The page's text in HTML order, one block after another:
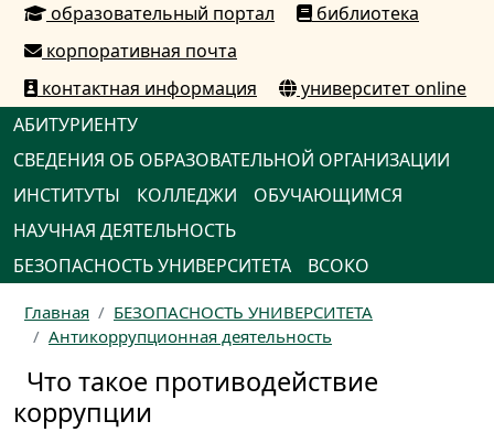
образовательный портал
библиотека
корпоративная почта
контактная информация
университет online
АБИТУРИЕНТУ
СВЕДЕНИЯ ОБ ОБРАЗОВАТЕЛЬНОЙ ОРГАНИЗАЦИИ
ИНСТИТУТЫ
КОЛЛЕДЖИ
ОБУЧАЮЩИМСЯ
НАУЧНАЯ ДЕЯТЕЛЬНОСТЬ
БЕЗОПАСНОСТЬ УНИВЕРСИТЕТА
ВСОКО
Главная
БЕЗОПАСНОСТЬ УНИВЕРСИТЕТА
Антикоррупционная деятельность
Что такое противодействие
коррупции